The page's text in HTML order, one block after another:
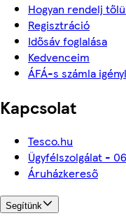
Hogyan rendelj
Regisztráció
Idősáv foglalása
Kedvenceim
ÁFÁ-s számla
Kapcsolat
Tesco.hu
Ügyfélszolgálat -
Áruházkereső
Segítünk